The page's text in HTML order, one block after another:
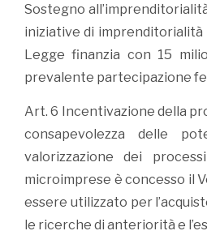
Sostegno
iniziative di imprenditorialità
Legge finanzia con 15
prevalente partecipazione
Art. 6 Incentivazione della
consapevolezza delle
valorizzazione dei
microimprese è concesso il
essere utilizzato per
le ricerche di anteriorità e